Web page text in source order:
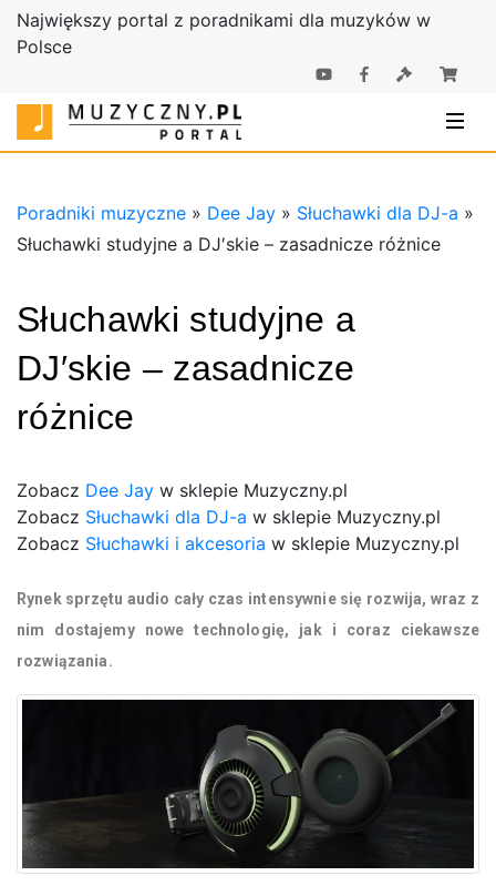
Największy portal z poradnikami dla muzyków w
Polsce
Sklep
muzyczne |
Poradniki muzyczne » Dee Jay » Słuchawki dla DJ-a »
Słuchawki studyjne a DJ′skie – zasadnicze różnice
Słuchawki studyjne a
DJ′skie – zasadnicze
różnice
Zobacz Dee Jay w sklepie Muzyczny.pl
Zobacz Słuchawki dla DJ-a w sklepie Muzyczny.pl
Zobacz Słuchawki i akcesoria w sklepie Muzyczny.pl
Rynek sprzętu audio cały czas intensywnie się rozwija, wraz z
nim dostajemy nowe technologię, jak i coraz ciekawsze
rozwiązania.